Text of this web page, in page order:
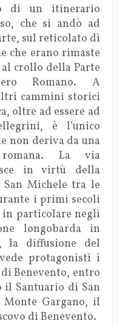
di un itinerario
che si andò ad
sul reticolato di
che erano rimaste
crollo della Parte
Romano. A
cammini storici
oltre ad essere ad
è l’unico
non deriva da una
La via
in virtù della
Michele tra le
i primi secoli
in particolare negli
longobarda in
la diffusione del
protagonisti i
Benevento, entro
Santuario di San
Gargano, il
di Benevento.